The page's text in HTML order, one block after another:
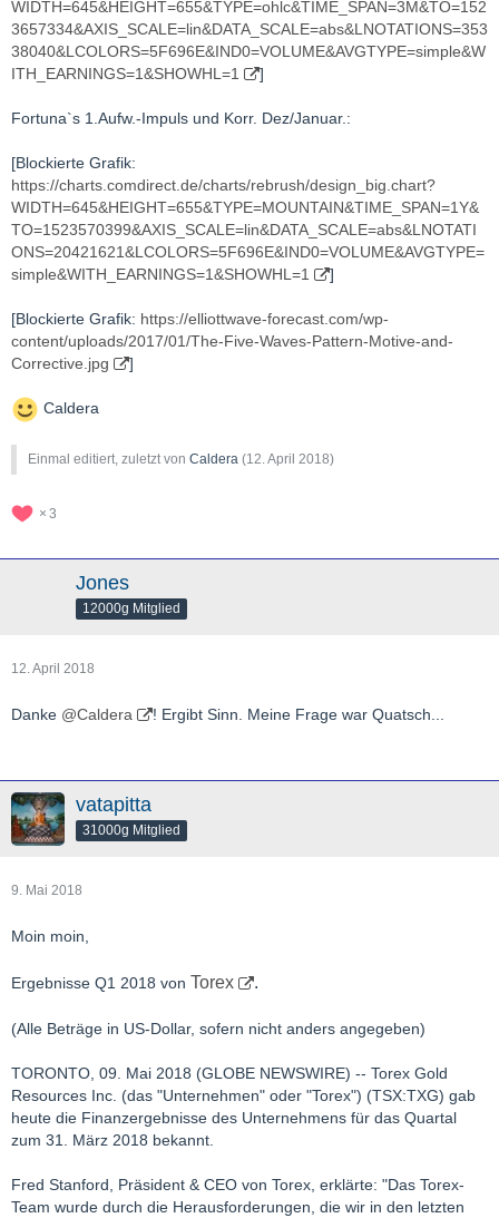
WIDTH=645&HEIGHT=655&TYPE=ohlc&TIME_SPAN=3M&TO=152
3657334&AXIS_SCALE=lin&DATA_SCALE=abs&LNOTATIONS=353
38040&LCOLORS=5F696E&IND0=VOLUME&AVGTYPE=simple&W
ITH_EARNINGS=1&SHOWHL=1
]
Fortuna`s 1.Aufw.-Impuls und Korr. Dez/Januar.:
[Blockierte Grafik:
https://charts.comdirect.de/charts/rebrush/design_big.chart?
WIDTH=645&HEIGHT=655&TYPE=MOUNTAIN&TIME_SPAN=1Y&
TO=1523570399&AXIS_SCALE=lin&DATA_SCALE=abs&LNOTATI
ONS=20421621&LCOLORS=5F696E&IND0=VOLUME&AVGTYPE=
simple&WITH_EARNINGS=1&SHOWHL=1
]
[Blockierte Grafik: https://elliottwave-forecast.com/wp-
content/uploads/2017/01/The-Five-Waves-Pattern-Motive-and-
Corrective.jpg
]
Caldera
Einmal editiert, zuletzt von Caldera (12. April 2018)
3
Jones
12000g Mitglied
12. April 2018
Danke @Caldera ! Ergibt Sinn. Meine Frage war Quatsch...
vatapitta
31000g Mitglied
9. Mai 2018
Moin moin,
Ergebnisse Q1 2018 von Torex .
(Alle Beträge in US-Dollar, sofern nicht anders angegeben)
TORONTO, 09. Mai 2018 (GLOBE NEWSWIRE) -- Torex Gold
Resources Inc. (das "Unternehmen" oder "Torex") (TSX:TXG) gab
heute die Finanzergebnisse des Unternehmens für das Quartal
zum 31. März 2018 bekannt.
Fred Stanford, Präsident & CEO von Torex, erklärte: "Das Torex-
Team wurde durch die Herausforderungen, die wir in den letzten